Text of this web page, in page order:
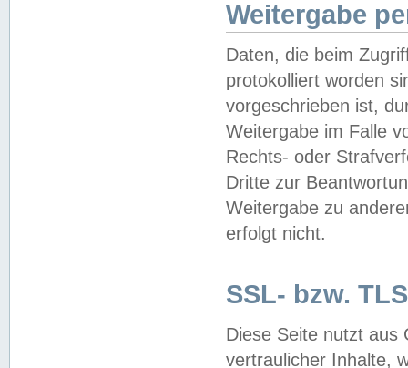
Weitergabe
Daten, die beim
protokolliert worden
vorgeschrieben ist,
Weitergabe im Falle
Rechts- oder
Dritte zur
Weitergabe zu
erfolgt nicht.
SSL- bzw.
Diese Seite nutzt aus
vertraulicher Inhalte,